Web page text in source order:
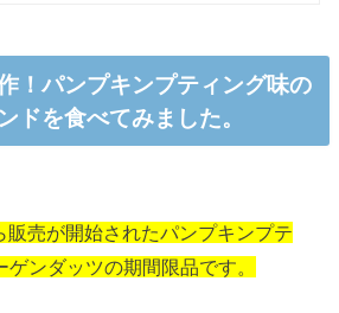
！パンプキンプティング味の
ドを食べてみました。
販売が開始されたパンプキンプテ
ゲンダッツの期間限品です。